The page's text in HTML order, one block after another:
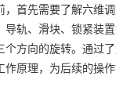
首先需要了解六维调
导轨、滑块、锁紧装
个方向的旋转。通过
原理，为后续的操作